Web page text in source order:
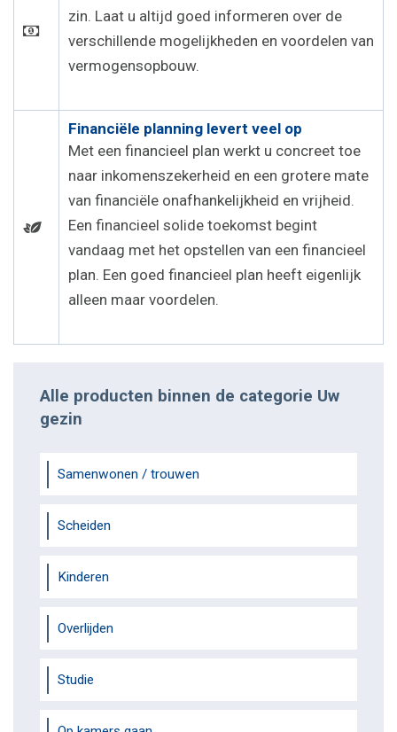
zin. Laat u altijd goed informeren over de
verschillende mogelijkheden en voordelen van
vermogensopbouw.
Financiële planning levert veel op
Met een financieel plan werkt u concreet toe
naar inkomenszekerheid en een grotere mate
van financiële onafhankelijkheid en vrijheid.
Een financieel solide toekomst begint
vandaag met het opstellen van een financieel
plan. Een goed financieel plan heeft eigenlijk
alleen maar voordelen.
Alle producten binnen de categorie Uw
gezin
Samenwonen / trouwen
Scheiden
Kinderen
Overlijden
Studie